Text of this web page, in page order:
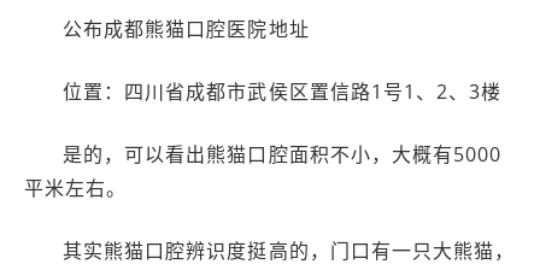
公布成都熊猫口腔医院地址
位置：四川省成都市武侯区置信路1号1、2、3楼
是的，可以看出熊猫口腔面积不小，大概有5000
平米左右。
其实熊猫口腔辨识度挺高的，门口有一只大熊猫，